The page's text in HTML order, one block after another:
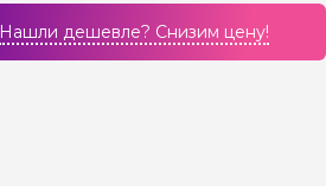
Нашли дешевле? Cнизим цену!